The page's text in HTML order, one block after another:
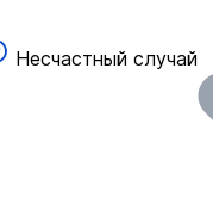
Несчастный случай